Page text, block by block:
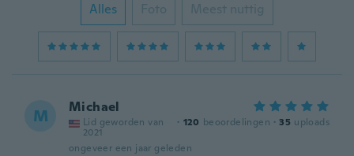
Alles Foto Meest nuttig
M Michael
Lid geworden van
2021
· 120 beoordelingen · 35 uploads
ongeveer een jaar geleden